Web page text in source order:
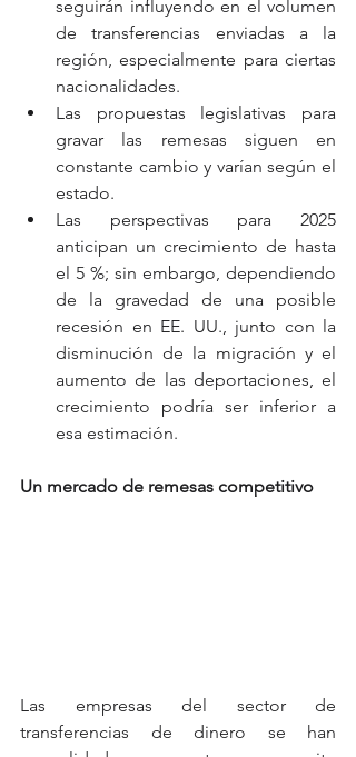
seguirán influyendo en el volumen
de transferencias enviadas a la
región, especialmente para ciertas
nacionalidades.
Las propuestas legislativas para
gravar las remesas siguen en
constante cambio y varían según el
estado.
Las perspectivas para 2025
anticipan un crecimiento de hasta
el 5 %; sin embargo, dependiendo
de la gravedad de una posible
recesión en EE. UU., junto con la
disminución de la migración y el
aumento de las deportaciones, el
crecimiento podría ser inferior a
esa estimación.
Un mercado de remesas competitivo
Las empresas del sector de
transferencias de dinero se han